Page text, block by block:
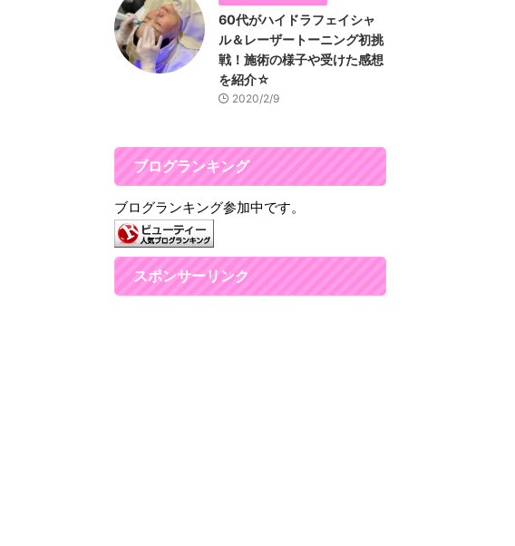
60代がハイドラフェイシャ
ル＆レーザートーニング初挑
戦！施術の様子や受けた感想
を紹介☆
2020/2/9
ブログランキング
ブログランキング参加中です。
スポンサーリンク